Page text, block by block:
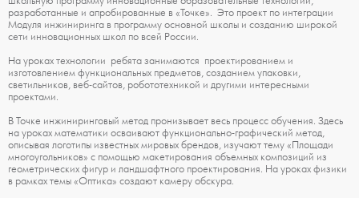
разработанные и апробированные в «Точке». Это проект по интеграции
Модуля инжиниринга в программу основной школы и созданию широкой
сети инновационных школ по всей России.
На уроках технологии ребята занимаются проектированием и
изготовлением функциональных предметов, созданием упаковки,
светильников, веб-сайтов, робототехникой и другими интересными
проектами.
В Точке инжиниринговый метод пронизывает весь процесс обучения. Здесь
на уроках математики осваивают функционально-графический метод,
описывая логотипы известных мировых брендов, изучают тему «Площади
многоугольников» с помощью макетирования объемных композиций из
геометрических фигур и ландшафтного проектирования. На уроках физики
в рамках темы «Оптика» создают камеру обскура.